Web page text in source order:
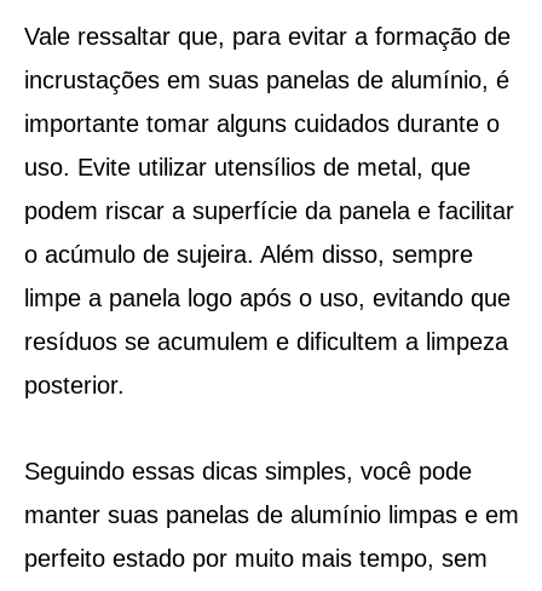
Vale ressaltar que, para evitar a formação de
incrustações em suas panelas de alumínio, é
importante tomar alguns cuidados durante o
uso. Evite utilizar utensílios de metal, que
podem riscar a superfície da panela e facilitar
o acúmulo de sujeira. Além disso, sempre
limpe a panela logo após o uso, evitando que
resíduos se acumulem e dificultem a limpeza
posterior.
Seguindo essas dicas simples, você pode
manter suas panelas de alumínio limpas e em
perfeito estado por muito mais tempo, sem